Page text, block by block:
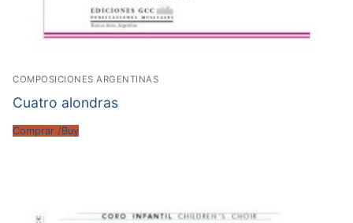
COMPOSICIONES ARGENTINAS
Cuatro alondras
Comprar /Buy